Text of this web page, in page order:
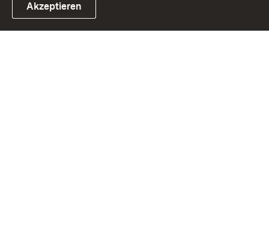
Link zum Landesportal
Akzeptieren